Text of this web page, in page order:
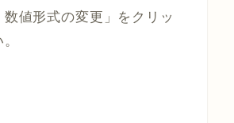
数値形式の変更」をクリッ